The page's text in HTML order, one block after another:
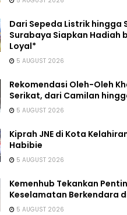
Dari Sepeda Listrik hingga
Surabaya Siapkan Hadiah
Loyal*
5 AUGUST 2026
Rekomendasi Oleh-Oleh
Serikat, dari Camilan
5 AUGUST 2026
Kiprah JNE di Kota
Habibie
5 AUGUST 2026
Kemenhub Tekankan
Keselamatan Berkendara
5 AUGUST 2026